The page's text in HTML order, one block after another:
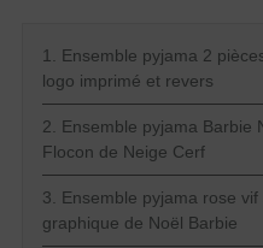
1. Ensemble pyjama 2
logo imprimé et revers
2. Ensemble pyjama Barbie
Flocon de Neige Cerf
3. Ensemble pyjama rose
graphique de Noël Barbie